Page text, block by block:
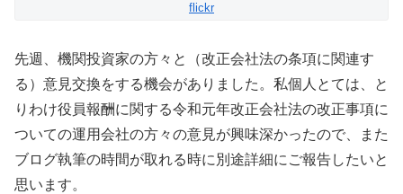
flickr
先週、機関投資家の方々と（改正会社法の条項に関連す
る）意見交換をする機会がありました。私個人とては、と
りわけ役員報酬に関する令和元年改正会社法の改正事項に
ついての運用会社の方々の意見が興味深かったので、また
ブログ執筆の時間が取れる時に別途詳細にご報告したいと
思います。